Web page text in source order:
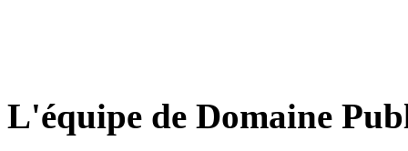
L'équipe de Domaine